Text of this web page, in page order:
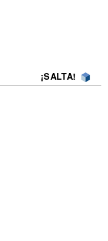
¡SALTA!